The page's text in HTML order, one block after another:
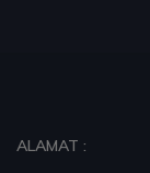
ALAMAT :